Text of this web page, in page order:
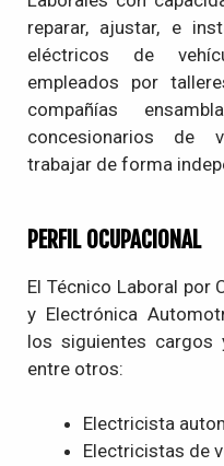
reparar, ajustar, e
eléctricos de
empleados por
compañías
concesionarios de
trabajar de forma
PERFIL OCUPACIONAL
El Técnico Laboral por
y Electrónica
los siguientes cargos
entre otros:
Electricista
Electricistas de